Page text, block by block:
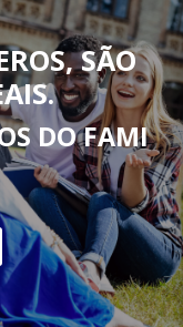
SÃO
DO FAMI